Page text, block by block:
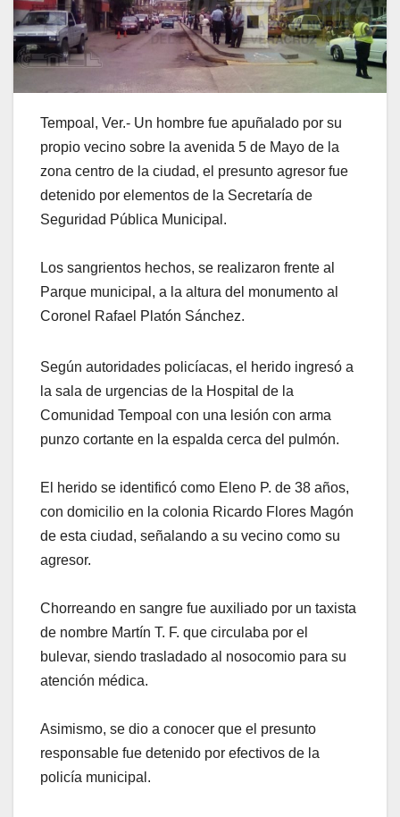
Tempoal, Ver.- Un hombre fue apuñalado por su
propio vecino sobre la avenida 5 de Mayo de la
zona centro de la ciudad, el presunto agresor fue
detenido por elementos de la Secretaría de
Seguridad Pública Municipal.
Los sangrientos hechos, se realizaron frente al
Parque municipal, a la altura del monumento al
Coronel Rafael Platón Sánchez.
Según autoridades policíacas, el herido ingresó a
la sala de urgencias de la Hospital de la
Comunidad Tempoal con una lesión con arma
punzo cortante en la espalda cerca del pulmón.
El herido se identificó como Eleno P. de 38 años,
con domicilio en la colonia Ricardo Flores Magón
de esta ciudad, señalando a su vecino como su
agresor.
Chorreando en sangre fue auxiliado por un taxista
de nombre Martín T. F. que circulaba por el
bulevar, siendo trasladado al nosocomio para su
atención médica.
Asimismo, se dio a conocer que el presunto
responsable fue detenido por efectivos de la
policía municipal.